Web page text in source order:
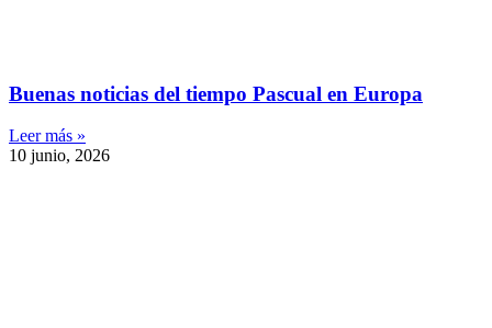
Buenas noticias del tiempo Pascual en Europa
Leer más »
10 junio, 2026